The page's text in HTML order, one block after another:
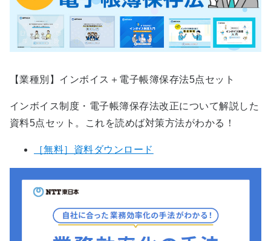
【業種別】インボイス＋電子帳簿保存法5点セット
インボイス制度・電子帳簿保存法改正について解説した
資料5点セット。これを読めば対策方法がわかる！
［無料］資料ダウンロード